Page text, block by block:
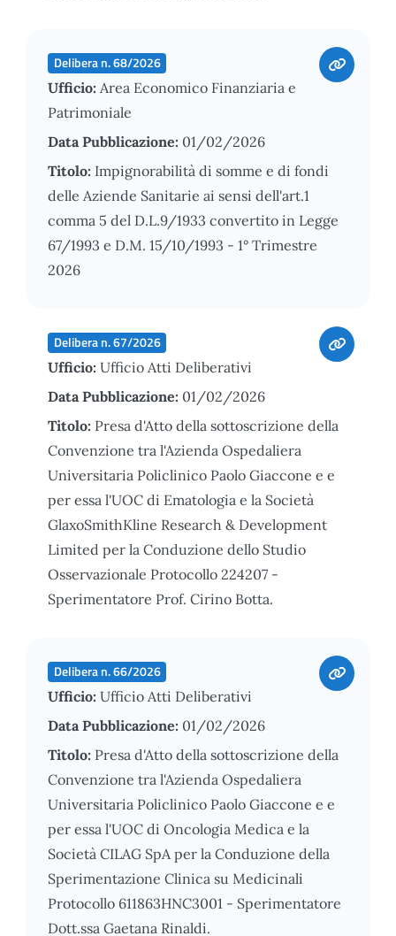
Delibera n. 68/2026
Ufficio: Area Economico Finanziaria e
Patrimoniale
Data Pubblicazione: 01/02/2026
Titolo: Impignorabilità di somme e di fondi
delle Aziende Sanitarie ai sensi dell'art.1
comma 5 del D.L.9/1933 convertito in Legge
67/1993 e D.M. 15/10/1993 - 1° Trimestre
2026
Delibera n. 67/2026
Ufficio: Ufficio Atti Deliberativi
Data Pubblicazione: 01/02/2026
Titolo: Presa d'Atto della sottoscrizione della
Convenzione tra l'Azienda Ospedaliera
Universitaria Policlinico Paolo Giaccone e e
per essa l'UOC di Ematologia e la Società
GlaxoSmithKline Research & Development
Limited per la Conduzione dello Studio
Osservazionale Protocollo 224207 -
Sperimentatore Prof. Cirino Botta.
Delibera n. 66/2026
Ufficio: Ufficio Atti Deliberativi
Data Pubblicazione: 01/02/2026
Titolo: Presa d'Atto della sottoscrizione della
Convenzione tra l'Azienda Ospedaliera
Universitaria Policlinico Paolo Giaccone e e
per essa l'UOC di Oncologia Medica e la
Società CILAG SpA per la Conduzione della
Sperimentazione Clinica su Medicinali
Protocollo 611863HNC3001 - Sperimentatore
Dott.ssa Gaetana Rinaldi.